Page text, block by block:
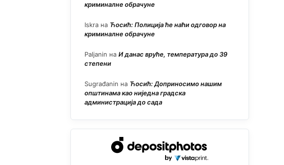
криминалне обрачуне
Iskra на Ћосић: Полиција ће наћи одговор на
криминалне обрачуне
Paljanin на И данас вруће, температура до 39
степени
Sugrađanin на Ћосић: Доприносимо нашим
општинама као ниједна градска
администрација до сада